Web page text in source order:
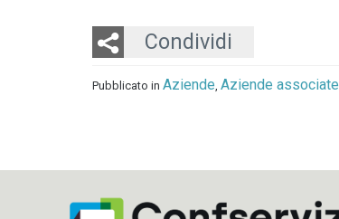
Condividi
Twitter
LinkedIn
Email
Pubblicato in Aziende, Aziende associate